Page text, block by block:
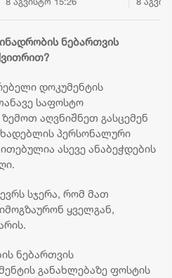
ძლიერი
ნებართვის
დოკუმენტის
საფოსტო
აღვნიშნეთ გასცემენ
პერსონალური
ასევე ანაბეჭდების
სჯერა, რომ მათ
ყველგან,
ნებართვის
განახლებაზე ფოსტის